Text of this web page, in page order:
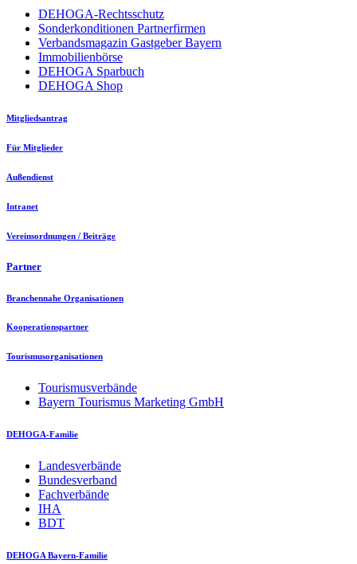
DEHOGA-Rechtsschutz
Sonderkonditionen Partnerfirmen
Verbandsmagazin Gastgeber Bayern
Immobilienbörse
DEHOGA Sparbuch
DEHOGA Shop
Mitgliedsantrag
Für Mitglieder
Außendienst
Intranet
Vereinsordnungen / Beiträge
Partner
Branchennahe Organisationen
Kooperationspartner
Tourismusorganisationen
Tourismusverbände
Bayern Tourismus Marketing GmbH
DEHOGA-Familie
Landesverbände
Bundesverband
Fachverbände
IHA
BDT
DEHOGA Bayern-Familie